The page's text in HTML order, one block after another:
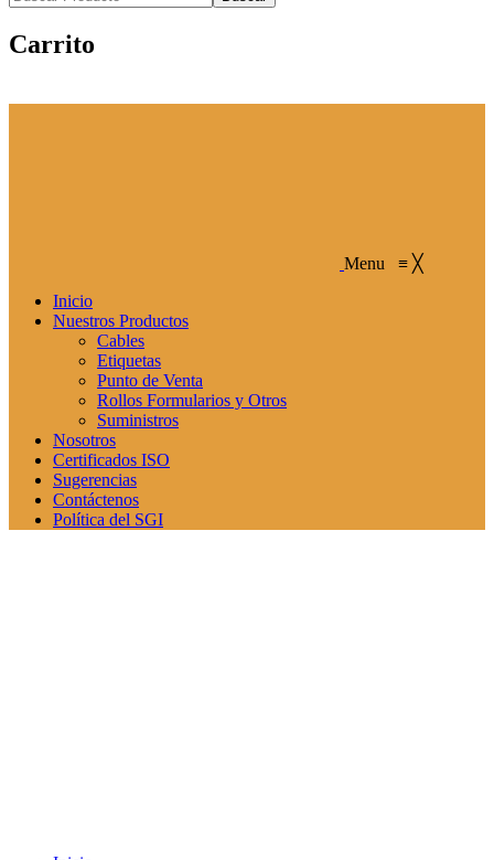
Carrito
Menu ≡ ╳
Inicio
Nuestros Productos
Cables
Etiquetas
Punto de Venta
Rollos Formularios y Otros
Suministros
Nosotros
Certificados ISO
Sugerencias
Contáctenos
Política del SGI